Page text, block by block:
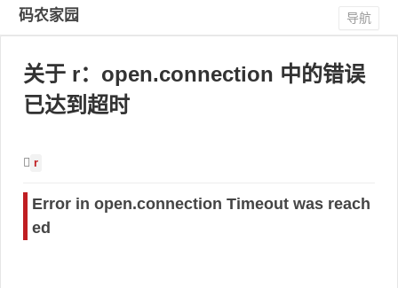
码农家园 导航
关于 r：open.connection 中的错误
已达到超时
r
Error in open.connection Timeout was reach
ed